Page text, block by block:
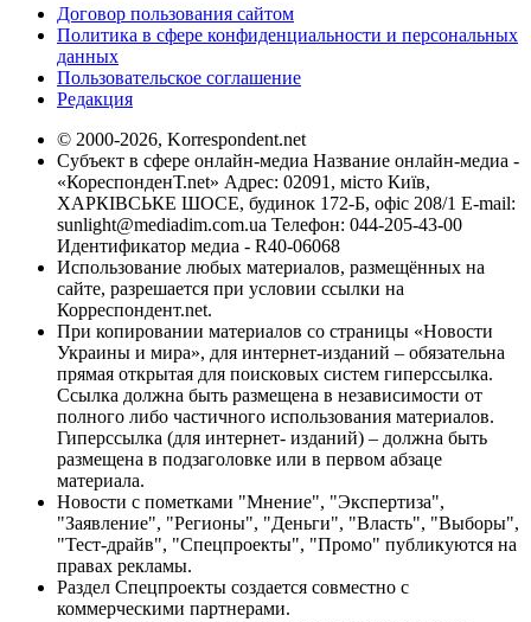
Договор пользования сайтом
Политика в сфере конфиденциальности и персональных
данных
Пользовательское соглашение
Редакция
© 2000-2026, Korrespondent.net
Субъект в сфере онлайн-медиа Название онлайн-медиа -
«КореспонденТ.net» Адрес: 02091, місто Київ,
ХАРКІВСЬКЕ ШОСЕ, будинок 172-Б, офіс 208/1 E-mail:
sunlight@mediadim.com.ua Телефон: 044-205-43-00
Идентификатор медиа - R40-06068
Использование любых материалов, размещённых на
сайте, разрешается при условии ссылки на
Корреспондент.net.
При копировании материалов со страницы «Новости
Украины и мира», для интернет-изданий – обязательна
прямая открытая для поисковых систем гиперссылка.
Ссылка должна быть размещена в независимости от
полного либо частичного использования материалов.
Гиперссылка (для интернет- изданий) – должна быть
размещена в подзаголовке или в первом абзаце
материала.
Новости с пометками "Мнение", "Экспертиза",
"Заявление", "Регионы", "Деньги", "Власть", "Выборы",
"Тест-драйв", "Спецпроекты", "Промо" публикуются на
правах рекламы.
Раздел Спецпроекты создается совместно с
коммерческими партнерами.